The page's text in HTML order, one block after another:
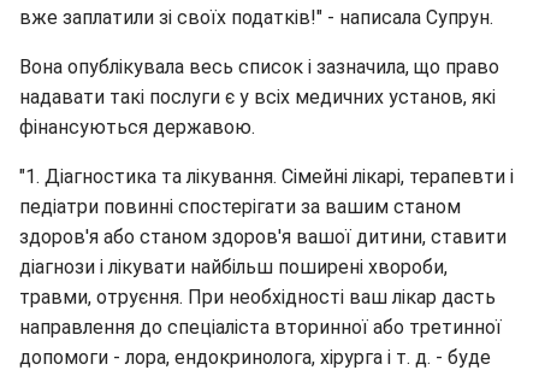
вже заплатили зі своїх податків!" - написала Супрун.
Вона опублікувала весь список і зазначила, що право
надавати такі послуги є у всіх медичних установ, які
фінансуються державою.
"1. Діагностика та лікування. Сімейні лікарі, терапевти і
педіатри повинні спостерігати за вашим станом
здоров'я або станом здоров'я вашої дитини, ставити
діагнози і лікувати найбільш поширені хвороби,
травми, отруєння. При необхідності ваш лікар дасть
направлення до спеціаліста вторинної або третинної
допомоги - лора, ендокринолога, хірурга і т. д. - буде